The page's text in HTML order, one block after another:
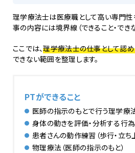
理学療法士は医療職として高い専門性
事の内容には境界線（できること・でき
ここでは、理学療法士の仕事として認
できない範囲を整理します。
PTができること
医師の指示のもとで行う理学療
身体の動きを評価・分析する行為
患者さんの動作練習（歩行・立ち
物理療法（医師の指示のもと）